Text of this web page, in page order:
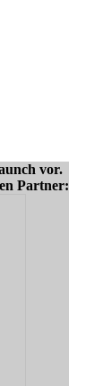
vor.
Partner: